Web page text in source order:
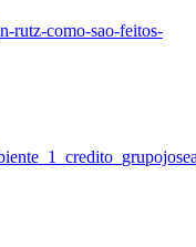
rutz-como-sao-feitos-